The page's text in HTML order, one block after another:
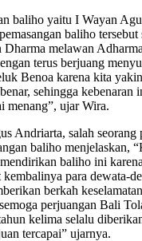
baliho yaitu I Wayan
baliho tersebut
Dharma melawan
terus berjuang
Benoa karena kita
sehingga kebenaran
menang”, ujar Wira.
Andriarta, salah seorang
baliho menjelaskan,
baliho ini
para dewata-
berkah
perjuangan Bali
kelima selalu
tercapai” ujarnya.